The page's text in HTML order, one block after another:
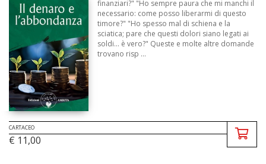
finanziari?" "Ho sempre paura che mi manchi il
necessario: come posso liberarmi di questo
timore?" "Ho spesso mal di schiena e la
sciatica; pare che questi dolori siano legati ai
soldi... è vero?" Queste e molte altre domande
trovano risp ...
CARTACEO
€ 11,00